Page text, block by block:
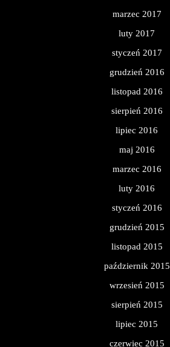
marzec 2017
luty 2017
styczeń 2017
grudzień 2016
listopad 2016
sierpień 2016
lipiec 2016
maj 2016
marzec 2016
luty 2016
styczeń 2016
grudzień 2015
listopad 2015
październik 2015
wrzesień 2015
sierpień 2015
lipiec 2015
czerwiec 2015